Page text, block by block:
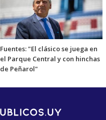
Fuentes: "El clásico se juega en
el Parque Central y con hinchas
de Peñarol"